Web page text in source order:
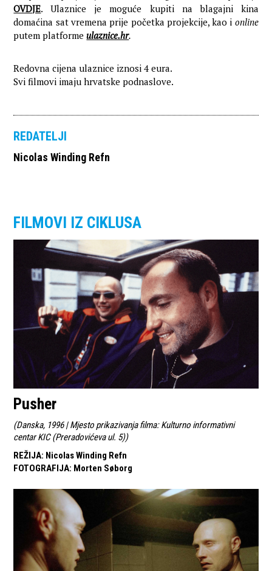
OVDJE. Ulaznice je moguće kupiti na blagajni kina
domaćina sat vremena prije početka projekcije, kao i online
putem platforme ulaznice.hr.
Redovna cijena ulaznice iznosi 4 eura.
Svi filmovi imaju hrvatske podnaslove.
REDATELJI
Nicolas Winding Refn
FILMOVI IZ CIKLUSA
Pusher
(Danska, 1996 | Mjesto prikazivanja filma: Kulturno informativni
centar KIC (Preradovićeva ul. 5))
REŽIJA: Nicolas Winding Refn
FOTOGRAFIJA: Morten Søborg